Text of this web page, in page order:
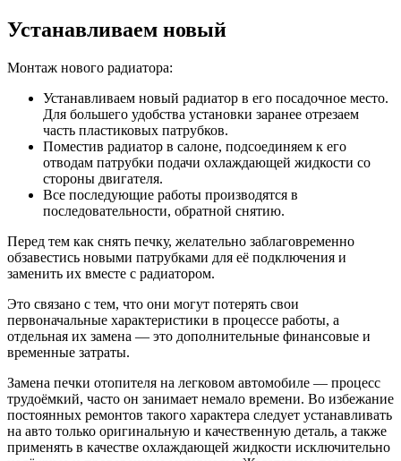
Устанавливаем новый
Монтаж нового радиатора:
Устанавливаем новый радиатор в его посадочное место.
Для большего удобства установки заранее отрезаем
часть пластиковых патрубков.
Поместив радиатор в салоне, подсоединяем к его
отводам патрубки подачи охлаждающей жидкости со
стороны двигателя.
Все последующие работы производятся в
последовательности, обратной снятию.
Перед тем как снять печку, желательно заблаговременно
обзавестись новыми патрубками для её подключения и
заменить их вместе с радиатором.
Это связано с тем, что они могут потерять свои
первоначальные характеристики в процессе работы, а
отдельная их замена — это дополнительные финансовые и
временные затраты.
Замена печки отопителя на легковом автомобиле — процесс
трудоёмкий, часто он занимает немало времени. Во избежание
постоянных ремонтов такого характера следует устанавливать
на авто только оригинальную и качественную деталь, а также
применять в качестве охлаждающей жидкости исключительно